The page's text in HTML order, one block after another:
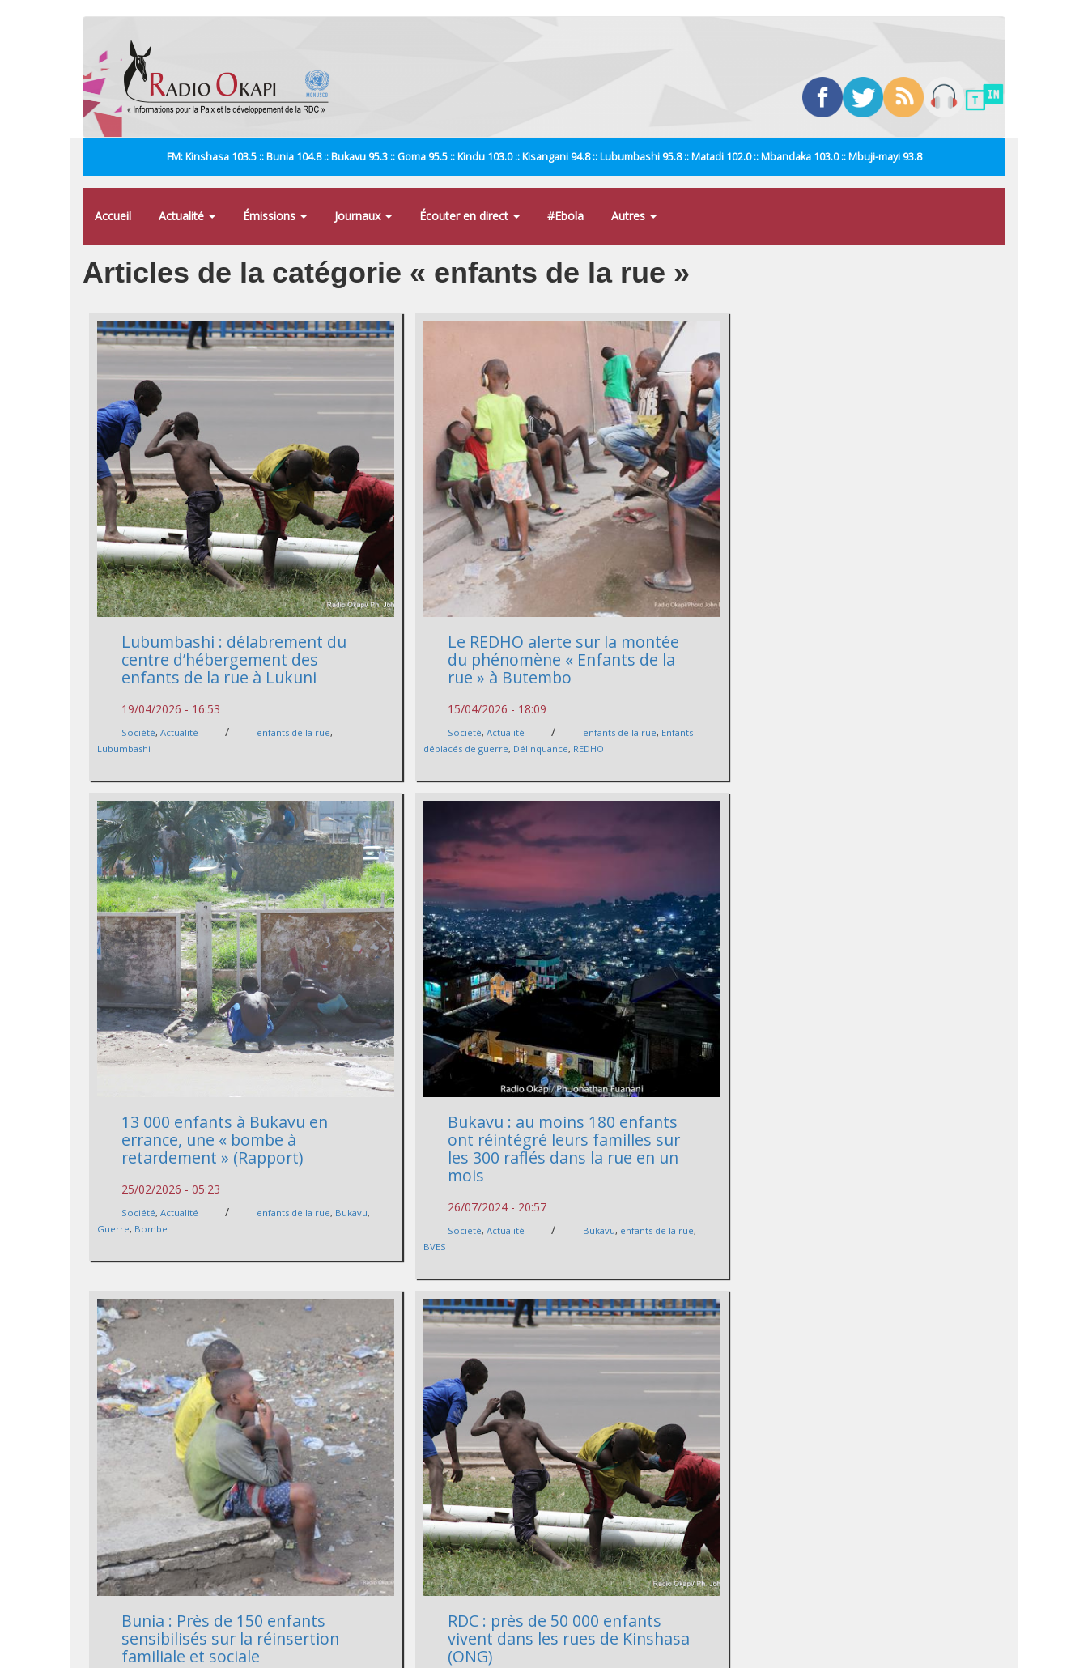
FM: Kinshasa 103.5 :: Bunia 104.8 :: Bukavu 95.3 :: Goma 95.5 :: Kindu 103.0 :: Kisangani 94.8 :: Lubumbashi 95.8 :: Matadi 102.0 :: Mbandaka 103.0 :: Mbuji-mayi 93.8
Accueil Actualité Émissions Journaux Écouter en direct #Ebola Autres
Articles de la catégorie « enfants de la rue »
Lubumbashi : délabrement du
centre d’hébergement des
enfants de la rue à Lukuni
19/04/2026 - 16:53
Société,Actualité / enfants de la rue,
Lubumbashi
Le REDHO alerte sur la montée
du phénomène « Enfants de la
rue » à Butembo
15/04/2026 - 18:09
Société,Actualité / enfants de la rue, Enfants
déplacés de guerre, Délinquance, REDHO
13 000 enfants à Bukavu en
errance, une « bombe à
retardement » (Rapport)
25/02/2026 - 05:23
Société,Actualité / enfants de la rue, Bukavu,
Guerre, Bombe
Bukavu : au moins 180 enfants
ont réintégré leurs familles sur
les 300 raflés dans la rue en un
mois
26/07/2024 - 20:57
Société,Actualité / Bukavu, enfants de la rue,
BVES
Bunia : Près de 150 enfants
sensibilisés sur la réinsertion
familiale et sociale
RDC : près de 50 000 enfants
vivent dans les rues de Kinshasa
(ONG)